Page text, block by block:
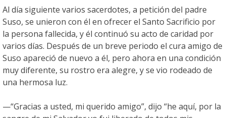
Al día siguiente varios sacerdotes, a petición del padre
Suso, se unieron con él en ofrecer el Santo Sacrificio por
la persona fallecida, y él continuó su acto de caridad por
varios días. Después de un breve periodo el cura amigo de
Suso apareció de nuevo a él, pero ahora en una condición
muy diferente, su rostro era alegre, y se vio rodeado de
una hermosa luz.
—“Gracias a usted, mi querido amigo”, dijo “he aquí, por la